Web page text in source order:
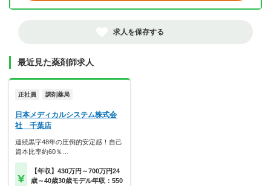
求人を保存する
最近見た薬剤師求人
正社員 調剤薬局
日本メディカルシステム株式会
社 千葉店
連続黒字48年の圧倒的安定感！自己
資本比率約60％…
【年収】430万円～700万円24
歳～40歳30歳モデル年収：550